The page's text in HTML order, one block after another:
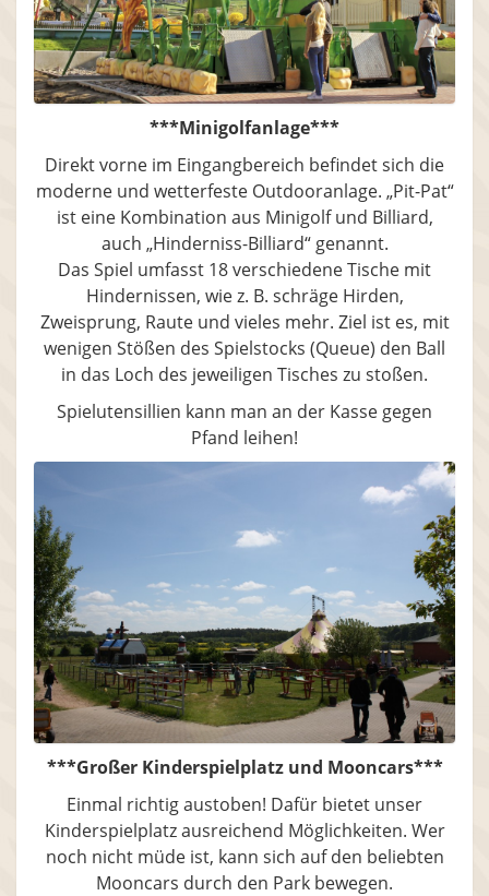
***Minigolfanlage***
Direkt vorne im Eingangbereich befindet sich die
moderne und wetterfeste Outdooranlage. „Pit-Pat“
ist eine Kombination aus Minigolf und Billiard,
auch „Hinderniss-Billiard“ genannt.
Das Spiel umfasst 18 verschiedene Tische mit
Hindernissen, wie z. B. schräge Hirden,
Zweisprung, Raute und vieles mehr. Ziel ist es, mit
wenigen Stößen des Spielstocks (Queue) den Ball
in das Loch des jeweiligen Tisches zu stoßen.
Spielutensillien kann man an der Kasse gegen
Pfand leihen!
***Großer Kinderspielplatz und Mooncars***
Einmal richtig austoben! Dafür bietet unser
Kinderspielplatz ausreichend Möglichkeiten. Wer
noch nicht müde ist, kann sich auf den beliebten
Mooncars durch den Park bewegen.